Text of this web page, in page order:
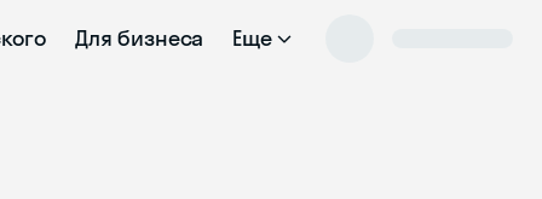
Для бизнеса Еще